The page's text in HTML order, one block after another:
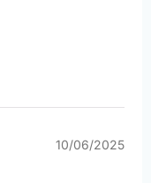
10/06/2025